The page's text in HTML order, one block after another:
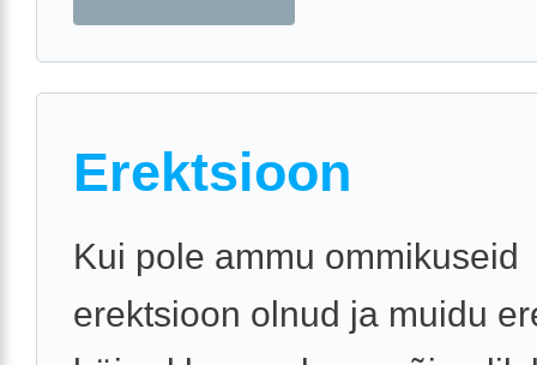
Erektsioon
Kui pole ammu ommikuseid
erektsioon olnud ja muidu